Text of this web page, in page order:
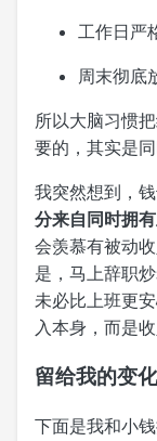
工作日严
周末彻底
所以大脑习惯
要的，其实是
我突然想到，
分来自同时拥
会羡慕有被动
是，马上辞职
未必比上班更
入本身，而是
留给我的变化
下面是我和小